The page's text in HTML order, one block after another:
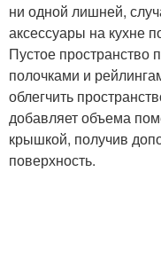
ни одной лишней,
аксессуары на кухне
Пустое пространство
полочками и
облегчить
добавляет объема
крышкой, получив
поверхность.